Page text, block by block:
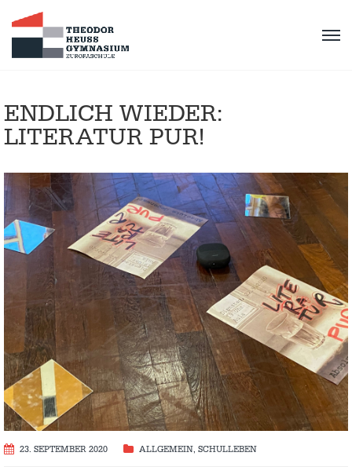
ENDLICH WIEDER:
LITERATUR PUR!
23. SEPTEMBER 2020 ALLGEMEIN, SCHULLEBEN